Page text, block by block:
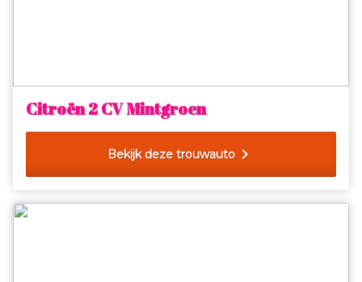
Citroën 2 CV Mintgroen
Bekijk deze trouwauto chevron_right